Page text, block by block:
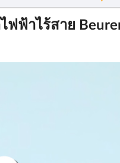
ฟฟ้าไร้สาย